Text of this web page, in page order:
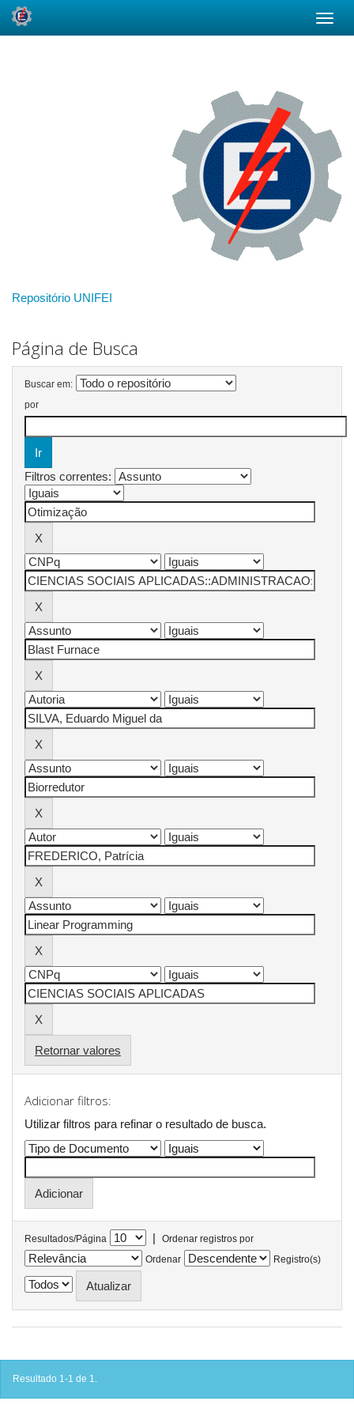
Repositório UNIFEI
Página de Busca
Buscar em:
por
Filtros correntes:
Retornar valores
Adicionar filtros:
Utilizar filtros para refinar o resultado de busca.
Resultados/Página |
Ordenar registros por
Ordenar
Registro(s)
Resultado 1-1 de 1.